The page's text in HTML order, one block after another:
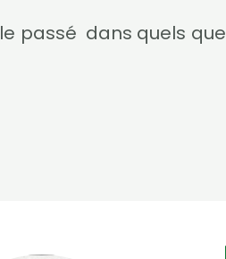
passé dans quels que